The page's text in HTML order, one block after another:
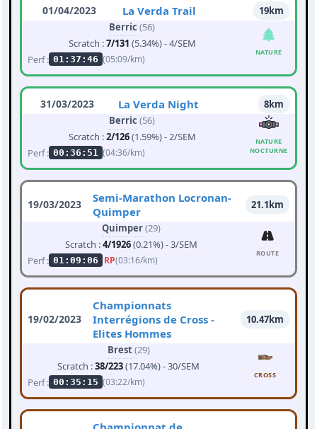
01/04/2023 La Verda Trail
19km
Berric (56)
Scratch :7/131 (5.34%) - 4/SEM
Perf : 01:37:46 (05:09/km)
NATURE
31/03/2023 La Verda Night
8km
Berric (56)
Scratch :2/126(1.59%) - 2/SEM
Perf : 00:36:51 (04:36/km)
NATURE
NOCTURNE
19/03/2023
Semi-Marathon Locronan-
Quimper
21.1km
Quimper(29)
Scratch :4/1926(0.21%) - 3/SEM
Perf : 01:09:06 RP(03:16/km)
ROUTE
19/02/2023
Championnats
Interrégions de Cross -
Elites Hommes
10.47km
Brest(29)
Scratch :38/223(17.04%) - 30/SEM
Perf : 00:35:15 (03:22/km)
CROSS